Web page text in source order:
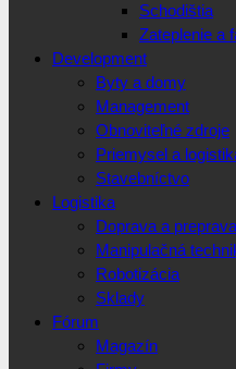
Schodištia
Zateplenie a
Development
Byty a domy
Management
Obnoviteľné zdroje
Priemysel a
Stavebníctvo
Logistika
Doprava a preprava
Manipulačná
Robotizácia
Sklady
Fórum
Magazín